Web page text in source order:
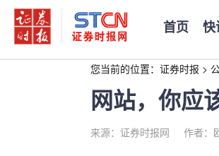
首页 快
您当前的位置： 证券时报 >
网站，你
来源：证券时报网 作者：